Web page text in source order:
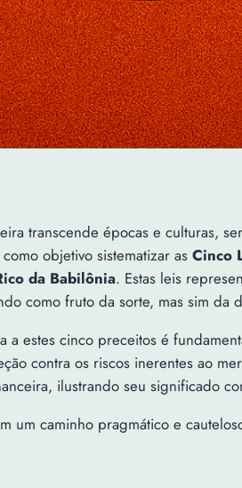
transcende épocas e culturas,
objetivo sistematizar as Cinco
da Babilônia. Estas leis
como fruto da sorte, mas sim da
a estes cinco preceitos é
contra os riscos inerentes ao
ilustrando seu significado
um caminho pragmático e